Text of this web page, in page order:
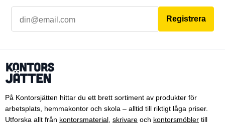
Registrera
På Kontorsjätten hittar du ett brett sortiment av produkter för
arbetsplats, hemmakontor och skola – alltid till riktigt låga priser.
Utforska allt från kontorsmaterial skrivare och kontorsmöbler till